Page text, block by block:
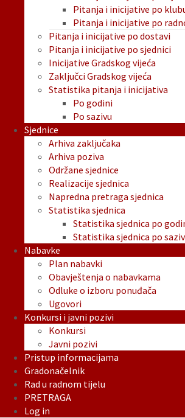
Pitanja i inicijative po
Pitanja i inicijative po
Pitanja i inicijative po dostavi
Pitanja i inicijative po sjednici
Inicijative Gradskog vijeća
Zaključci Gradskog vijeća
Statistika pitanja i inicijativa
Po godini
Po sazivu
Sjednice
Arhiva zaključaka
Arhiva poziva
Održane sjednice
Realizacije sjednica
Napredna pretraga sjednica
Statistika sjednica
Statistika sjednica po
Statistika sjednica po
Nabavke
Plan nabavki
Obavještenja o nabavkama
Odluke o izboru ponuđača
Ugovori
Konkursi i javni pozivi
Konkursi
Javni pozivi
Pristup informacijama
Gradonačelnik
Rad u radnom tijelu
PRETRAGA
Log in